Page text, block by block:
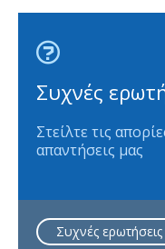

Συχνές
Στείλτε τις
απαντήσεις μας
Συχνές